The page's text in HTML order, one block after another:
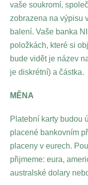
vaše soukromí,
zobrazena na výpisu
balení. Vaše banka
položkách, které si
bude vidět je název
je diskrétní) a částka.
MĚNA
Platební karty budou
placené bankovním
placeny v eurech.
přijmeme: eura,
australské dolary